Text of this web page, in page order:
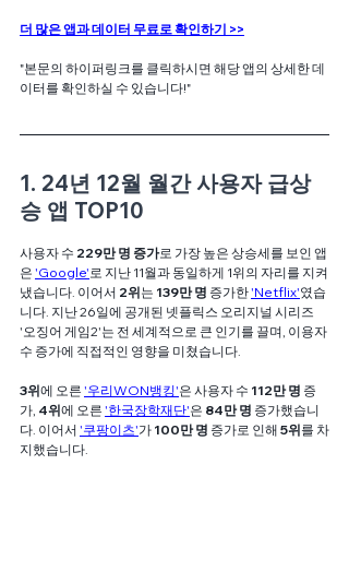
더 많은 앱과 데이터 무료로 확인하기 >>
"본문의 하이퍼링크를 클릭하시면 해당 앱의 상세한 데
이터를 확인하실 수 있습니다!"
1. 24년 12월 월간 사용자 급상
승 앱 TOP10
사용자 수 229만 명 증가로 가장 높은 상승세를 보인 앱
은 'Google'로 지난 11월과 동일하게 1위의 자리를 지켜
냈습니다. 이어서 2위는 139만 명 증가한 'Netflix'였습
니다. 지난 26일에 공개된 넷플릭스 오리지널 시리즈
'오징어 게임2'는 전 세계적으로 큰 인기를 끌며, 이용자
수 증가에 직접적인 영향을 미쳤습니다.
3위에 오른 '우리WON뱅킹'은 사용자 수 112만 명 증
가, 4위에 오른 '한국장학재단'은 84만 명 증가했습니
다. 이어서 '쿠팡이츠'가 100만 명 증가로 인해 5위를 차
지했습니다.